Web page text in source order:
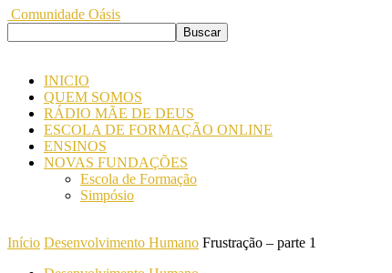
Comunidade Oásis
INICIO
QUEM SOMOS
RÁDIO MÃE DE DEUS
ESCOLA DE FORMAÇÃO ONLINE
ENSINOS
NOVAS FUNDAÇÕES
Escola de Formação
Simpósio
Início Desenvolvimento Humano Frustração – parte 1